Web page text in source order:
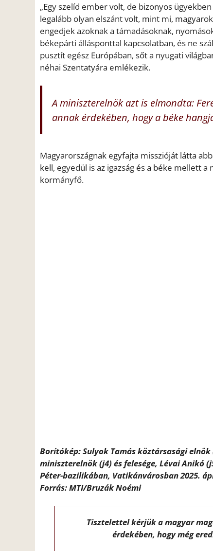
„Egy szelíd ember volt, de bizonyos
legalább olyan elszánt volt, mint mi,
engedjek azoknak a támadásoknak,
békepárti állásponttal kapcsolatban, és ne
pusztít egész Európában, sőt a nyugati
néhai Szentatyára emlékezik.
A miniszterelnök azt is elmondta:
annak érdekében, hogy a béke
Magyarországnak egyfajta misszióját látta
kell, egyedül is az igazság és a béke mellett
kormányfő.
Borítókép: Sulyok Tamás köztársasági
miniszterelnök (j4) és felesége, Lévai Anikó
Péter-bazilikában, Vatikánvárosban 2025.
Forrás: MTI/Bruzák Noémi
Tisztelettel kérjük a magyar
érdekében, hogy még